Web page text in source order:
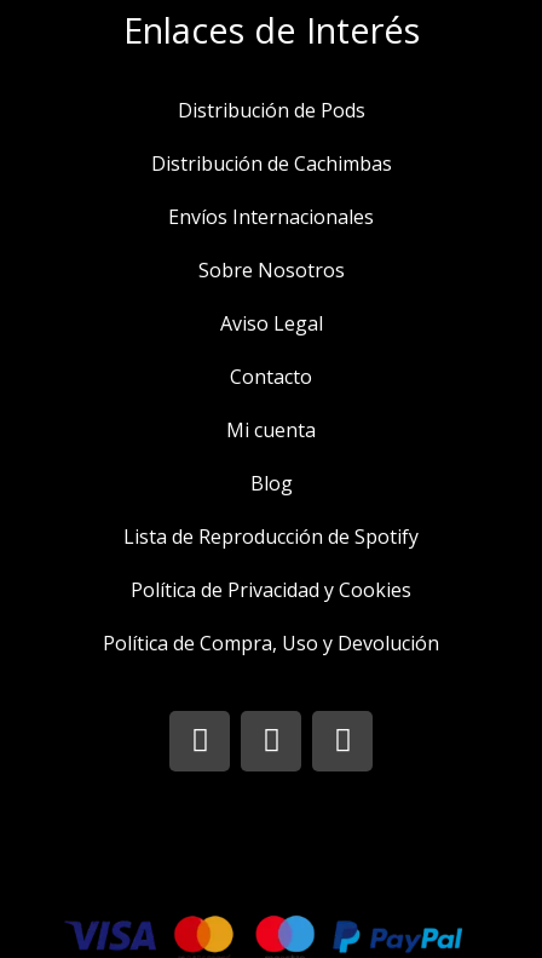
Enlaces de Interés
Distribución de Pods
Distribución de Cachimbas
Envíos Internacionales
Sobre Nosotros
Aviso Legal
Contacto
Mi cuenta
Blog
Lista de Reproducción de Spotify
Política de Privacidad y Cookies
Política de Compra, Uso y Devolución
I
n
s
r
a
T
w
i
r
F
a
c
k